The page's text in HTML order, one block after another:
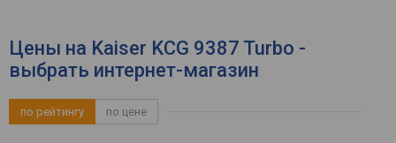
Цены на Kaiser KCG 9387 Turbo -
выбрать интернет-магазин
по рейтингу по цене